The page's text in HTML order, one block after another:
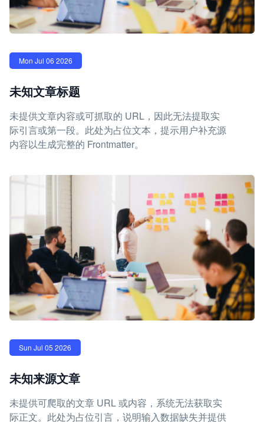
Mon Jul 06 2026
未知文章标题
未提供文章内容或可抓取的 URL，因此无法提取实
际引言或第一段。此处为占位文本，提示用户补充源
内容以生成完整的 Frontmatter。
Sun Jul 05 2026
未知来源文章
未提供可爬取的文章 URL 或内容，系统无法获取实
际正文。此处为占位引言，说明输入数据缺失并提供